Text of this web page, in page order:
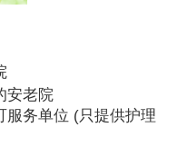
安老院
服务单位 (只提供护理